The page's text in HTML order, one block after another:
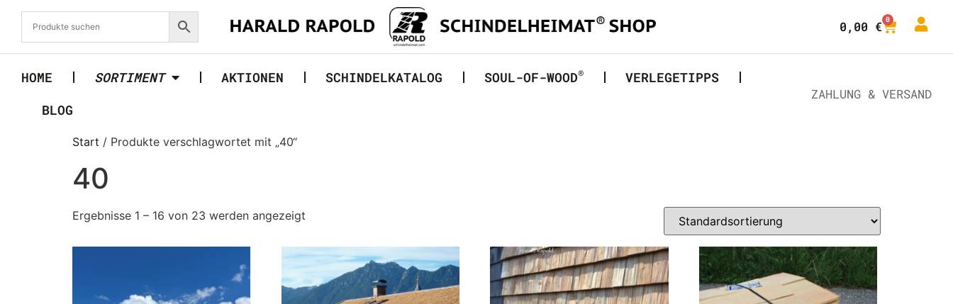
0,00 € 0
HOME SORTIMENT AKTIONEN SCHINDELKATALOG SOUL-OF-WOOD®
VERLEGETIPPS
BLOG
ZAHLUNG & VERSAND
Start / Produkte verschlagwortet mit „40“
40
Ergebnisse 1 – 16 von 23 werden angezeigt